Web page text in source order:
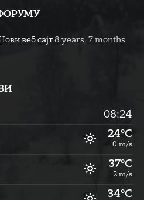
веб сајт 8 years, 7 months
08:24
24°C
0 m/s
37°C
2 m/s
34°C